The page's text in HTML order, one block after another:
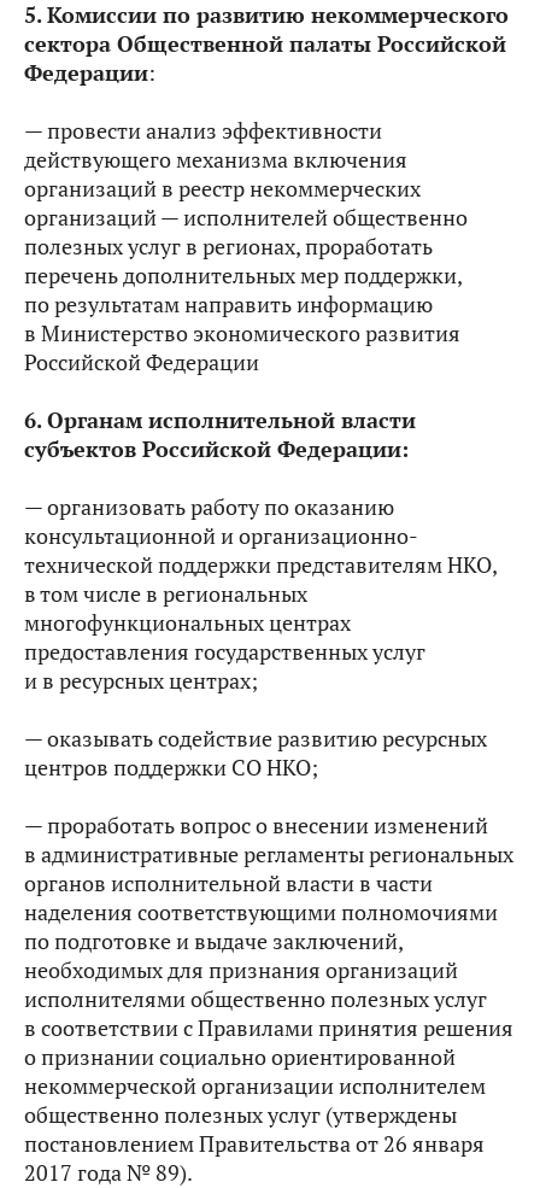
5. Комиссии по развитию некоммерческого
сектора Общественной палаты Российской
Федерации:
— провести анализ эффективности
действующего механизма включения
организаций в реестр некоммерческих
организаций — исполнителей общественно
полезных услуг в регионах, проработать
перечень дополнительных мер поддержки,
по результатам направить информацию
в Министерство экономического развития
Российской Федерации
6. Органам исполнительной власти
субъектов Российской Федерации:
— организовать работу по оказанию
консультационной и организационно-
технической поддержки представителям НКО,
в том числе в региональных
многофункциональных центрах
предоставления государственных услуг
и в ресурсных центрах;
— оказывать содействие развитию ресурсных
центров поддержки СО НКО;
— проработать вопрос о внесении изменений
в административные регламенты региональных
органов исполнительной власти в части
наделения соответствующими полномочиями
по подготовке и выдаче заключений,
необходимых для признания организаций
исполнителями общественно полезных услуг
в соответствии с Правилами принятия решения
о признании социально ориентированной
некоммерческой организации исполнителем
общественно полезных услуг (утверждены
постановлением Правительства от 26 января
2017 года № 89).